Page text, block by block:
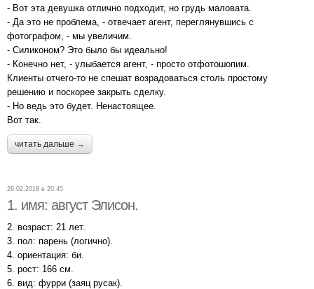
- Вот эта девушка отлично подходит, но грудь маловата.
- Да это не проблема, - отвечает агент, переглянувшись с
фотографом, - мы увеличим.
- Силиконом? Это было бы идеально!
- Конечно нет, - улыбается агент, - просто отфотошопим.
Клиенты отчего-то не спешат возрадоваться столь простому
решению и поскорее закрыть сделку.
- Но ведь это будет. Ненастоящее.
Вот так.
читать дальше →
26.02.2018 в 20:45
1. имя: август Элисон.
2. возраст: 21 лет.
3. пол: парень (логично).
4. ориентация: би.
5. рост: 166 см.
6. вид: фурри (заяц русак).